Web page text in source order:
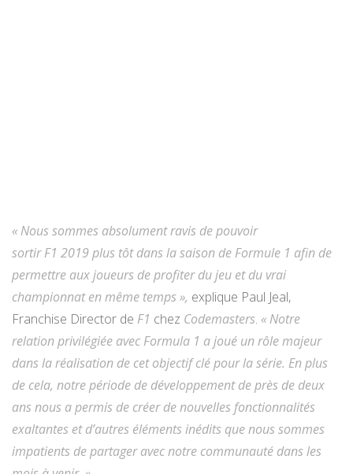
« Nous sommes absolument ravis de pouvoir
sortirF1 2019plus tôt dans la saison de Formule 1 afin de
permettre aux joueurs de profiter du jeu et du vrai
championnat en même temps », explique Paul Jeal,
Franchise Director de F1 chez Codemasters. « Notre
relation privilégiée avec Formula 1 a joué un rôle majeur
dans la réalisation de cet objectif clé pour la série. En plus
de cela, notre période de développement de près de deux
ans nous a permis de créer de nouvelles fonctionnalités
exaltantes et d’autres éléments inédits que nous sommes
impatients de partager avec notre communauté dans les